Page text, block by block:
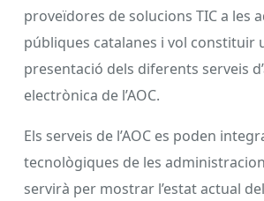
proveïdores de solucions TIC a les
públiques catalanes i vol constituir
presentació dels diferents serveis
electrònica de l’AOC.
Els serveis de l’AOC es poden
tecnològiques de les
servirà per mostrar l’estat actual